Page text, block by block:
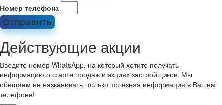
Номер телефона
Отправить
Действующие акции
Введите номер WhatsApp, на который хотите получать
информацию о старте продаж и акциях застройщиков. Мы
обещаем не названивать, только полезная информация в Вашем
телефоне!